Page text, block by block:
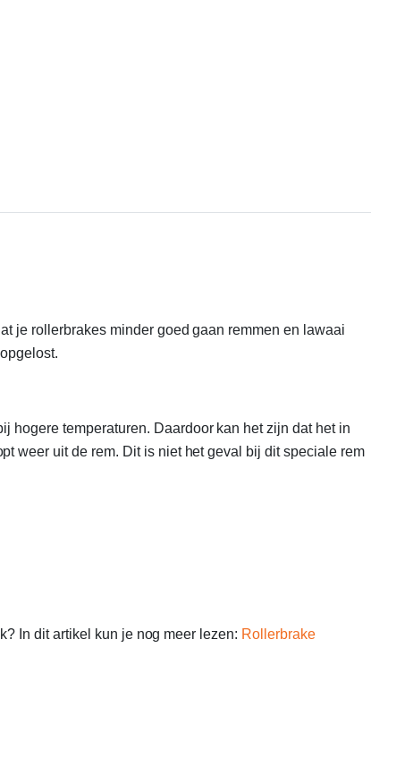
je rollerbrakes minder goed gaan remmen en lawaai
hogere temperaturen. Daardoor kan het zijn dat het in
weer uit de rem. Dit is niet het geval bij dit speciale rem
In dit artikel kun je nog meer lezen: Rollerbrake